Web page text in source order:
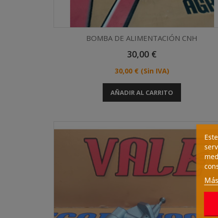
Vista rápida
BOMBA DE ALIMENTACIÓN CNH
Precio
30,00 €
Precio
30,00 € (Sin IVA)
AÑADIR AL CARRITO